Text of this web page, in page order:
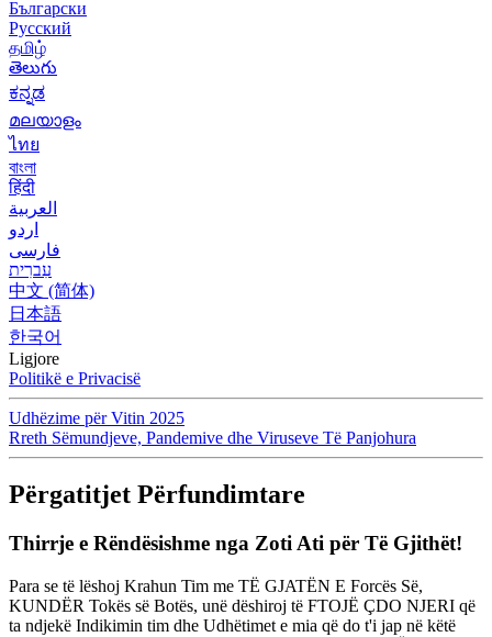
Български
Русский
தமிழ்
తెలుగు
ಕನ್ನಡ
മലയാളം
ไทย
বাংলা
हिंदी
العربية
اردو
فارسی
עִברִית
中文 (简体)
日本語
한국어
Ligjore
Politikë e Privacisë
Udhëzime për Vitin 2025
Rreth Sëmundjeve, Pandemive dhe Viruseve Të Panjohura
Përgatitjet Përfundimtare
Thirrje e Rëndësishme nga Zoti Ati për Të Gjithët!
Para se të lëshoj Krahun Tim me TË GJATËN E Forcës Së,
KUNDËR Tokës së Botës, unë dëshiroj të FTOJË ÇDO NJERI që
ta ndjekë Indikimin tim dhe Udhëtimet e mia që do t'i jap në këtë